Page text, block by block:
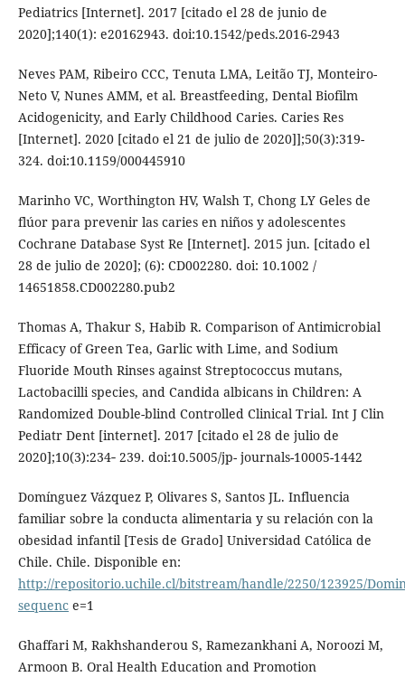
Pediatrics [Internet]. 2017 [citado el 28 de junio de
2020];140(1): e20162943. doi:10.1542/peds.2016-2943
Neves PAM, Ribeiro CCC, Tenuta LMA, Leitão TJ, Monteiro-
Neto V, Nunes AMM, et al. Breastfeeding, Dental Biofilm
Acidogenicity, and Early Childhood Caries. Caries Res
[Internet]. 2020 [citado el 21 de julio de 2020]];50(3):319-
324. doi:10.1159/000445910
Marinho VC, Worthington HV, Walsh T, Chong LY Geles de
flúor para prevenir las caries en niños y adolescentes
Cochrane Database Syst Re [Internet]. 2015 jun. [citado el
28 de julio de 2020]; (6): CD002280. doi: 10.1002 /
14651858.CD002280.pub2
Thomas A, Thakur S, Habib R. Comparison of Antimicrobial
Efficacy of Green Tea, Garlic with Lime, and Sodium
Fluoride Mouth Rinses against Streptococcus mutans,
Lactobacilli species, and Candida albicans in Children: A
Randomized Double-blind Controlled Clinical Trial. Int J Clin
Pediatr Dent [internet]. 2017 [citado el 28 de julio de
2020];10(3):234‐ 239. doi:10.5005/jp- journals-10005-1442
Domínguez Vázquez P, Olivares S, Santos JL. Influencia
familiar sobre la conducta alimentaria y su relación con la
obesidad infantil [Tesis de Grado] Universidad Católica de
Chile. Chile. Disponible en:
http://repositorio.uchile.cl/bitstream/handle/2250/123925/
sequence=1
Ghaffari M, Rakhshanderou S, Ramezankhani A, Noroozi M,
Armoon B. Oral Health Education and Promotion